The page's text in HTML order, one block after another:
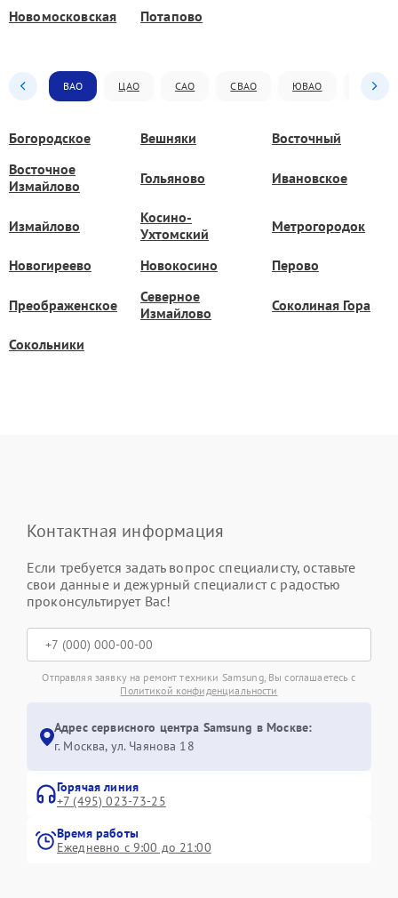
Новомосковская Потапово
ВАО ЦАО САО СВАО ЮВАО ЮАО
Богородское Вешняки
Восточный
Восточное
Измайлово
Гольяново Ивановское
Измайлово
Косино-
Ухтомский
Метрогородок
Новогиреево Новокосино Перово
Преображенское
Северное
Измайлово
Соколиная Гора
Сокольники
Контактная информация
Если требуется задать вопрос специалисту, оставьте
свои данные и дежурный специалист с радостью
проконсультирует Вас!
Отправляя заявку на ремонт техники Samsung, Вы соглашаетесь с
Политикой конфиденциальности
Адрес сервисного центра Samsung в Москве:
г. Москва, ул. Чаянова 18
Горячая линия
+7 (495) 023-73-25
Время работы
Ежедневно с 9:00 до 21:00